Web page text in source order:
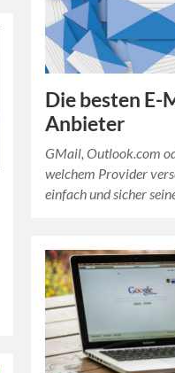
Die besten E-
Anbieter
GMail, Outlook.com
welchem Provider
einfach und sicher